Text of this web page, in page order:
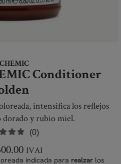
Conditioner
intensifica los reflejos
dorado y rubio miel.
(0)
IVAI
indicada para realzarlos